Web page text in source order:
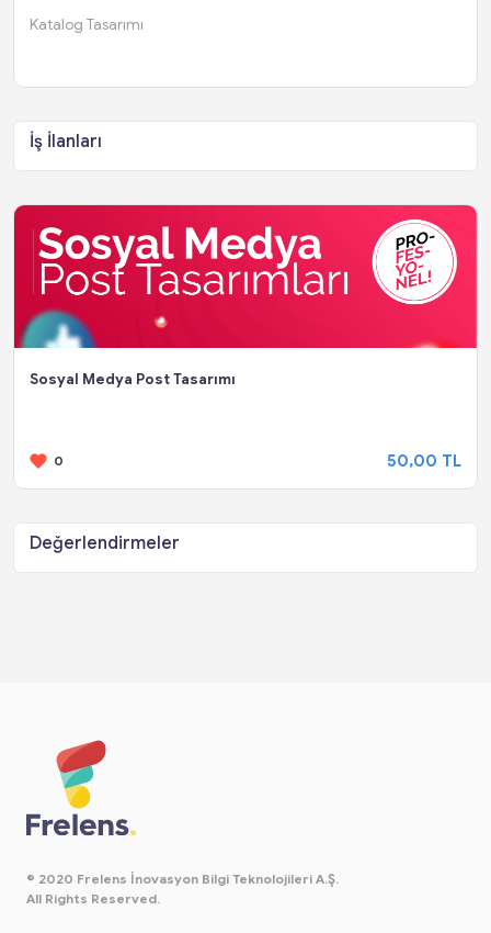
Katalog Tasarımı
İş İlanları
Sosyal Medya Post Tasarımı
0 50,00 TL
Değerlendirmeler
© 2020 Frelens İnovasyon Bilgi Teknolojileri A.Ş.
All Rights Reserved.